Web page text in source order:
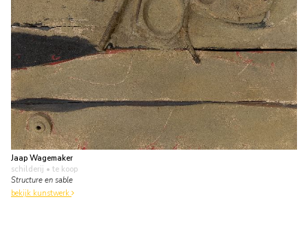
Jaap Wagemaker
schilderij • te koop
Structure en sable
bekijk kunstwerk